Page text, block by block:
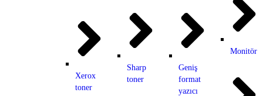
Xerox
toner
Sharp
toner
Geniş
format
yazıcı
Monitör